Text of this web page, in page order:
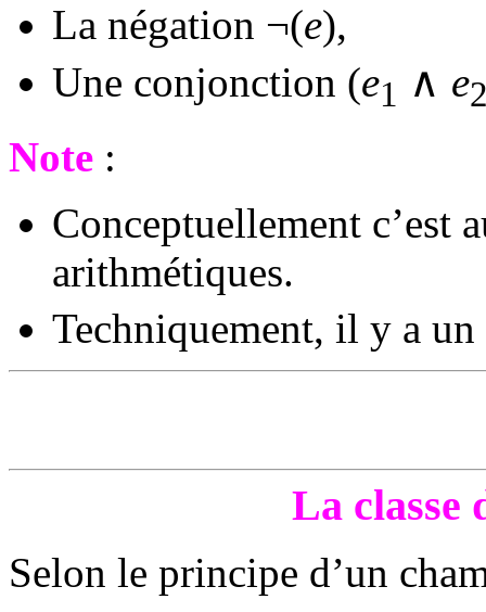
La négation ¬(e),
Une conjonction (e1 ∧ e
Note :
Conceptuellement c’est
arithmétiques.
Techniquement, il y a un
La classe
Selon le principe d’un